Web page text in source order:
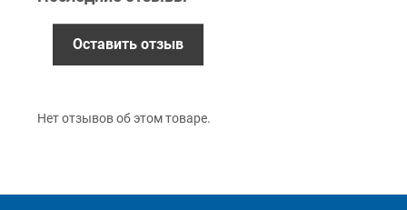
Оставить отзыв
Нет отзывов об этом товаре.